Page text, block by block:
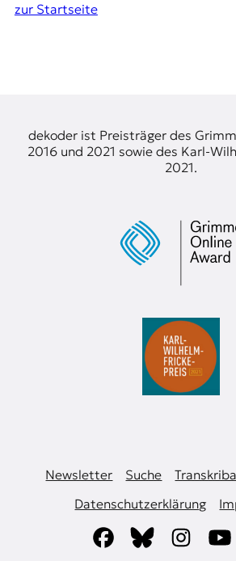
zur Startseite
dekoder ist Preisträger des
2016 und 2021 sowie des Karl-
2021.
Newsletter Suche
Datenschutzerklärung